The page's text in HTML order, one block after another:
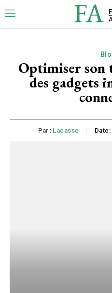
FA
Optimiser son
des gadgets
Par : Lacasse Date: